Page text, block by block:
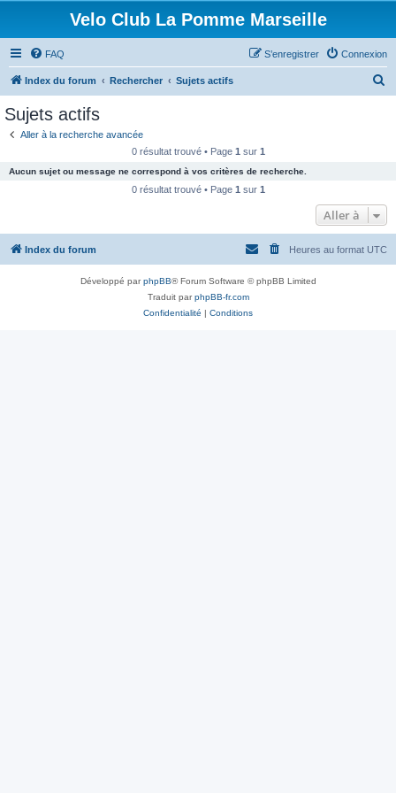
Velo Club La Pomme Marseille
FAQ Connexion
S’enregistrer
Index du forum Rechercher Sujets actifs
c
e
Sujets actifs
Aller à la recherche avancée
0 résultat trouvé • Page 1 sur 1
Aucun sujet ou message ne correspond à vos critères de recherche.
0 résultat trouvé • Page 1 sur 1
Aller à
Index du forum Heures au format UTC
Développé parphpBB® Forum Software © phpBB Limited
Traduit parphpBB-fr.com
Confidentialité | Conditions